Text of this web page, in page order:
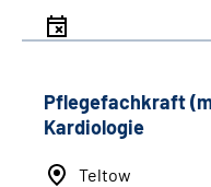
Pflegefachkraft
Kardiologie
Teltow